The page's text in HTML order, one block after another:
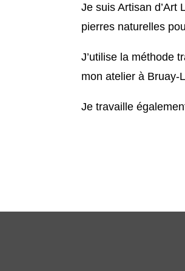
Je suis Artisan d’Art
pierres naturelles
J’utilise la méthode
mon atelier à Bruay-
Je travaille